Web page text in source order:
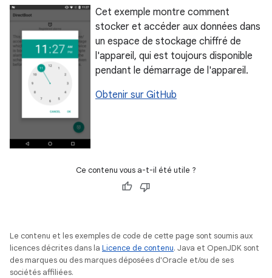
Cet exemple montre comment
stocker et accéder aux données dans
un espace de stockage chiffré de
l'appareil, qui est toujours disponible
pendant le démarrage de l'appareil.
Obtenir sur GitHub
Ce contenu vous a-t-il été utile ?
Le contenu et les exemples de code de cette page sont soumis aux
licences décrites dans la Licence de contenu. Java et OpenJDK sont
des marques ou des marques déposées d'Oracle et/ou de ses
sociétés affiliées.